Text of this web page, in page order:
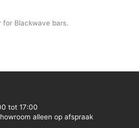
for Blackwave bars.
tot 17:00
alleen op afspraak